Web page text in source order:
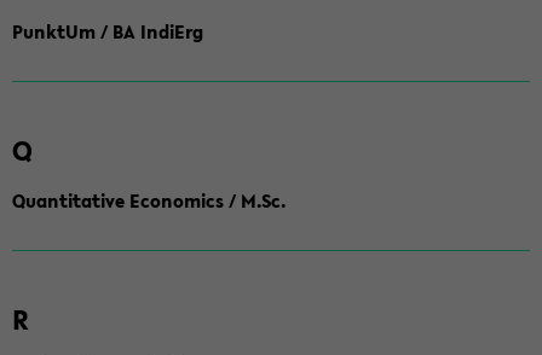
PunktUm / BA IndiErg
Q
Quantitative Economics / M.Sc.
R